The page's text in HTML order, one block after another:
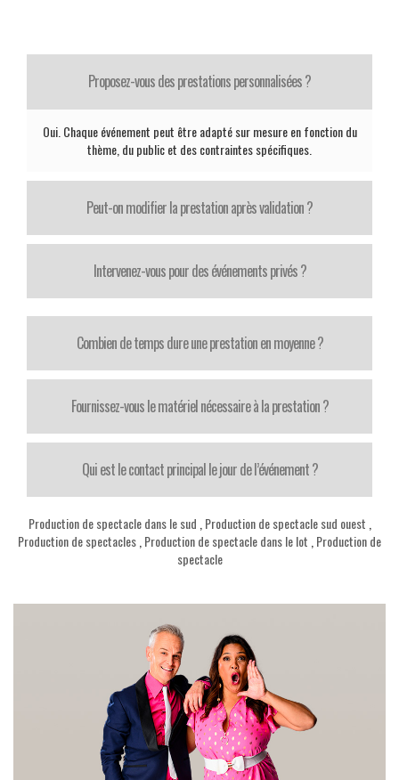
Proposez-vous des prestations personnalisées ?
Oui. Chaque événement peut être adapté sur mesure en fonction du
thème, du public et des contraintes spécifiques.
Peut-on modifier la prestation après validation ?
Intervenez-vous pour des événements privés ?
Combien de temps dure une prestation en moyenne ?
Fournissez-vous le matériel nécessaire à la prestation ?
Qui est le contact principal le jour de l’événement ?
Production de spectacle dans le sud Production de spectacle sud ouest
Production de spectacles Production de spectacle dans le lot Production de
spectacle